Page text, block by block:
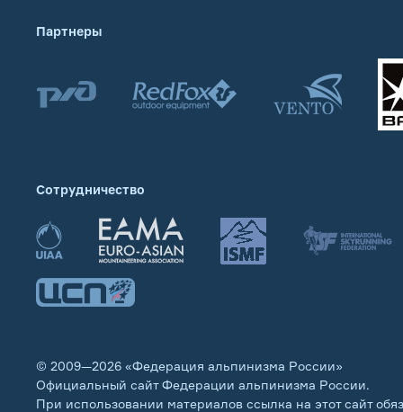
Партнеры
Сотрудничество
© 2009—2026 «Федерация альпинизма России»
Официальный сайт Федерации альпинизма России.
При использовании материалов ссылка на этот сайт